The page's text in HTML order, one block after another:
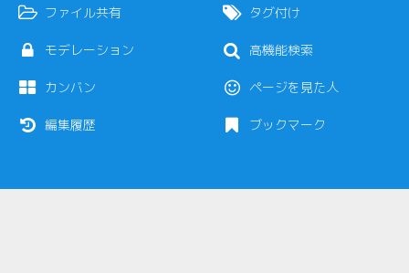
ファイル共有
モデレーション
カンバン
編集履歴
タグ付け
高機能検索
ページを見た人
ブックマーク